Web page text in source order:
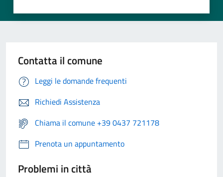
Contatta il comune
Leggi le domande frequenti
Richiedi Assistenza
Chiama il comune +39 0437 721178
Prenota un appuntamento
Problemi in città